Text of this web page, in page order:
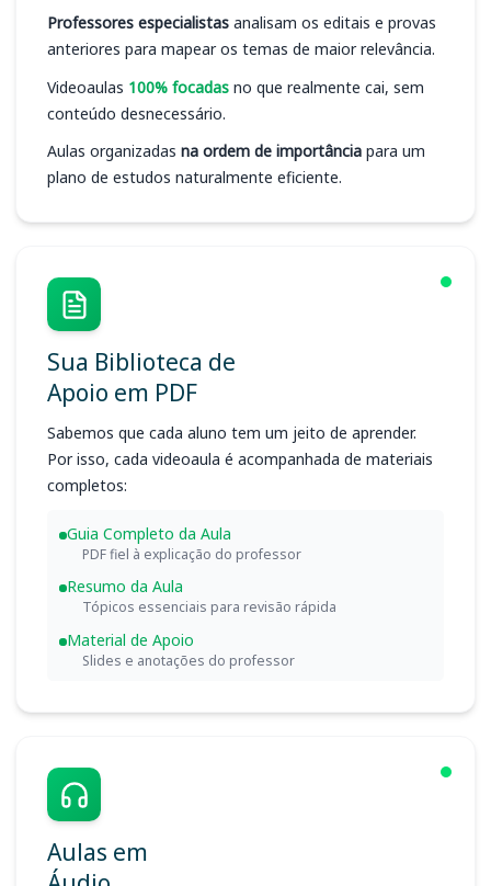
Professores especialistas analisam os editais e provas
anteriores para mapear os temas de maior relevância.
Videoaulas 100% focadas no que realmente cai, sem
conteúdo desnecessário.
Aulas organizadas na ordem de importância para um
plano de estudos naturalmente eficiente.
Sua Biblioteca de
Apoio em PDF
Sabemos que cada aluno tem um jeito de aprender.
Por isso, cada videoaula é acompanhada de materiais
completos:
Guia Completo da Aula
PDF fiel à explicação do professor
Resumo da Aula
Tópicos essenciais para revisão rápida
Material de Apoio
Slides e anotações do professor
Aulas em